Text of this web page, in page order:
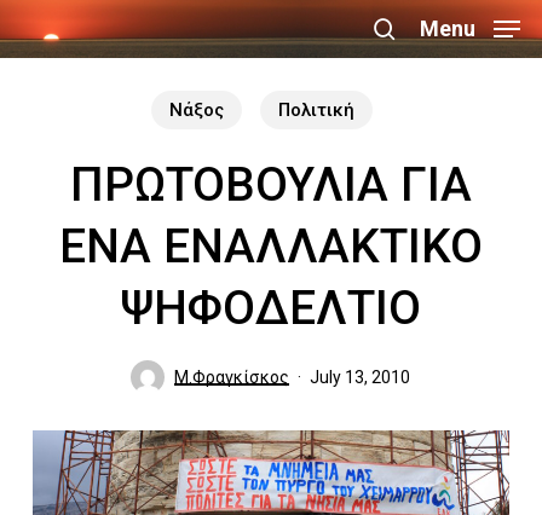
to
search
Menu
Νάξος Πολιτική
ΠΡΩΤΟΒΟΥΛΙΑ ΓΙΑ
ΕΝΑ ΕΝΑΛΛΑΚΤΙΚΟ
ΨΗΦΟΔΕΛΤΙΟ
Μ.Φραγκίσκος July 13, 2010